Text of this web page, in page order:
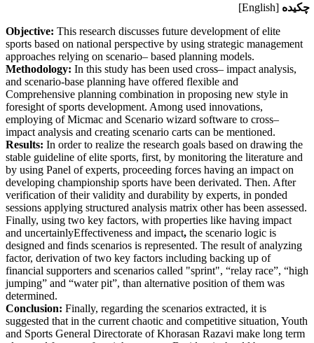
چکیده [English]
Objective: This research discusses future development of elite
sports based on national perspective by using strategic management
approaches relying on scenario– based planning models.
Methodology: In this study has been used cross– impact analysis,
and scenario-base planning have offered flexible and
Comprehensive planning combination in proposing new style in
foresight of sports development. Among used innovations,
employing of Micmac and Scenario wizard software to cross–
impact analysis and creating scenario carts can be mentioned.
Results: In order to realize the research goals based on drawing the
stable guideline of elite sports, first, by monitoring the literature and
by using Panel of experts, proceeding forces having an impact on
developing championship sports have been derivated. Then. After
verification of their validity and durability by experts, in ponded
sessions applying structured analysis matrix other has been assessed.
Finally, using two key factors, with properties like having impact
and uncertainlyEffectiveness and impact, the scenario logic is
designed and finds scenarios is represented. The result of analyzing
factor, derivation of two key factors including backing up of
financial supporters and scenarios called "sprint", “relay race”, “high
jumping” and “water pit”, than alternative position of them was
determined.
Conclusion: Finally, regarding the scenarios extracted, it is
suggested that in the current chaotic and competitive situation, Youth
and Sports General Directorate of Khorasan Razavi make long term